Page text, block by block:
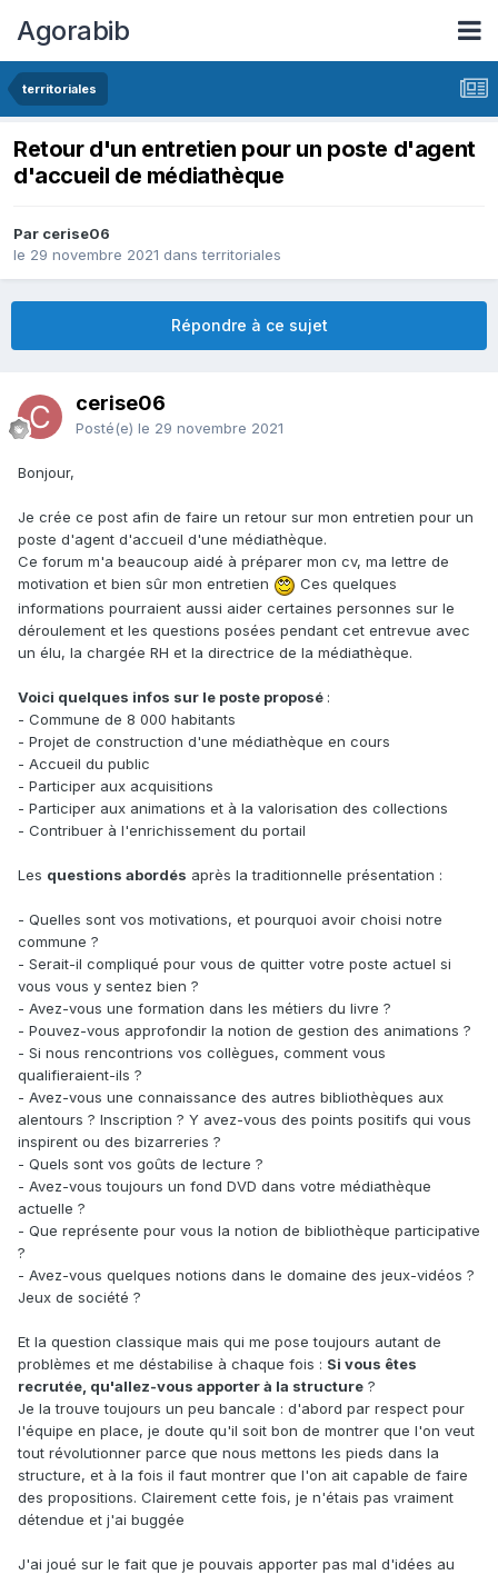
Agorabib
territoriales
Retour d'un entretien pour un poste d'agent
d'accueil de médiathèque
Par cerise06
le 29 novembre 2021 dansterritoriales
Répondre à ce sujet
cerise06
Posté(e) le 29 novembre 2021
Bonjour,
Je crée ce post afin de faire un retour sur mon entretien pour un
poste d'agent d'accueil d'une médiathèque.
Ce forum m'a beaucoup aidé à préparer mon cv, ma lettre de
motivation et bien sûr mon entretien
Ces quelques
informations pourraient aussi aider certaines personnes sur le
déroulement et les questions posées pendant cet entrevue avec
un élu, la chargée RH et la directrice de la médiathèque.
Voici quelques infos sur le poste proposé :
- Commune de 8 000 habitants
- Projet de construction d'une médiathèque en cours
- Accueil du public
- Participer aux acquisitions
- Participer aux animations et à la valorisation des collections
- Contribuer à l'enrichissement du portail
Les questions abordés après la traditionnelle présentation :
- Quelles sont vos motivations, et pourquoi avoir choisi notre
commune ?
- Serait-il compliqué pour vous de quitter votre poste actuel si
vous vous y sentez bien ?
- Avez-vous une formation dans les métiers du livre ?
- Pouvez-vous approfondir la notion de gestion des animations ?
- Si nous rencontrions vos collègues, comment vous
qualifieraient-ils ?
- Avez-vous une connaissance des autres bibliothèques aux
alentours ? Inscription ? Y avez-vous des points positifs qui vous
inspirent ou des bizarreries ?
- Quels sont vos goûts de lecture ?
- Avez-vous toujours un fond DVD dans votre médiathèque
actuelle ?
- Que représente pour vous la notion de bibliothèque participative
?
- Avez-vous quelques notions dans le domaine des jeux-vidéos ?
Jeux de société ?
Et la question classique mais qui me pose toujours autant de
problèmes et me déstabilise à chaque fois : Si vous êtes
recrutée, qu'allez-vous apporter à la structure ?
Je la trouve toujours un peu bancale : d'abord par respect pour
l'équipe en place, je doute qu'il soit bon de montrer que l'on veut
tout révolutionner parce que nous mettons les pieds dans la
structure, et à la fois il faut montrer que l'on ait capable de faire
des propositions. Clairement cette fois, je n'étais pas vraiment
détendue et j'ai buggée
J'ai joué sur le fait que je pouvais apporter pas mal d'idées au